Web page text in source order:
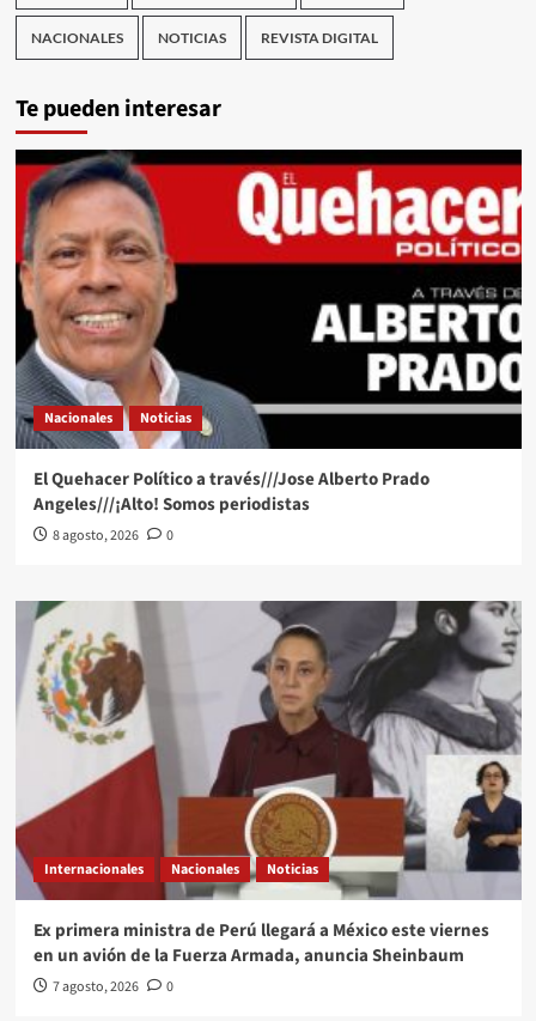
NACIONALES NOTICIAS REVISTA DIGITAL
Te pueden interesar
Nacionales Noticias
El Quehacer Político a través///Jose Alberto Prado
Angeles///¡Alto! Somos periodistas
8 agosto, 2026 0
Internacionales Nacionales Noticias
Ex primera ministra de Perú llegará a México este viernes
en un avión de la Fuerza Armada, anuncia Sheinbaum
7 agosto, 2026 0